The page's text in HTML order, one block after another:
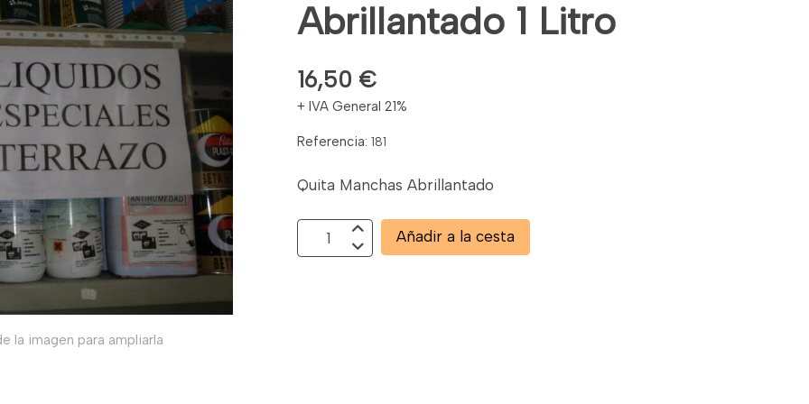
la imagen para ampliarla
Abrillantado 1 Litro
16,50 €
+ IVA General 21%
Referencia:181
Quita Manchas Abrillantado
Añadir a la cesta